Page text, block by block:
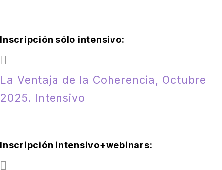
Inscripción sólo intensivo:
La Ventaja de la Coherencia, Octubre
2025. Intensivo
Inscripción intensivo+webinars: